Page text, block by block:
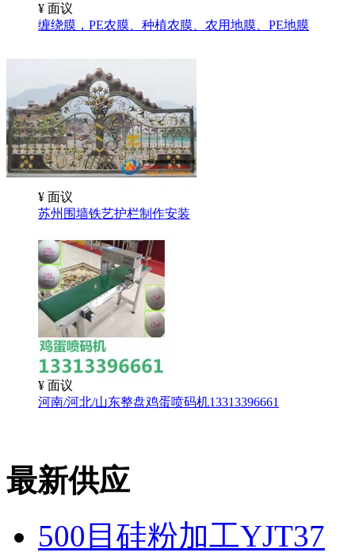
¥ 面议
缠绕膜，PE农膜、种植农膜、农用地膜、PE地膜
¥ 面议
苏州围墙铁艺护栏制作安装
¥ 面议
河南/河北/山东整盘鸡蛋喷码机13313396661
最新供应
500目硅粉加工YJT37